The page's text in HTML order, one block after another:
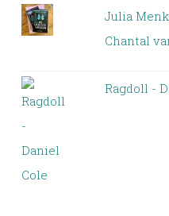
Julia
Chantal
Ragdoll -